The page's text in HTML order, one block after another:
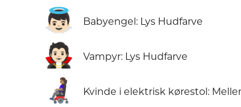
👼🏻 Babyengel: Lys Hudfarve
🧛🏻 Vampyr: Lys Hudfarve
👩🏽‍🦼 Kvinde i elektrisk kørestol: